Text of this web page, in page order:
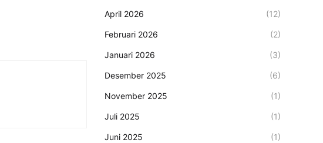
April 2026 (12)
Februari 2026 (2)
Januari 2026 (3)
Desember 2025 (6)
November 2025 (1)
Juli 2025 (1)
Juni 2025 (1)